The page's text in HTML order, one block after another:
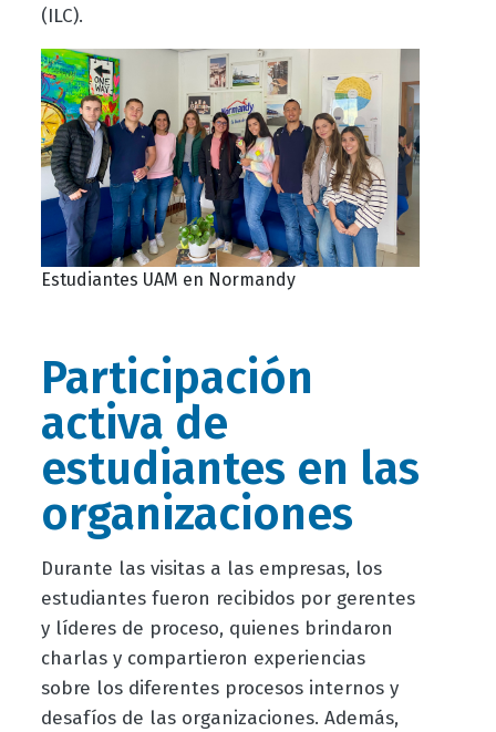
(ILC).
Estudiantes UAM en Normandy
Participación
activa de
estudiantes en las
organizaciones
Durante las visitas a las empresas, los
estudiantes fueron recibidos por gerentes
y líderes de proceso, quienes brindaron
charlas y compartieron experiencias
sobre los diferentes procesos internos y
desafíos de las organizaciones. Además,